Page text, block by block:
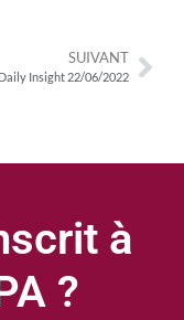
SUIVANT
Daily Insight 22/06/2022
à
?